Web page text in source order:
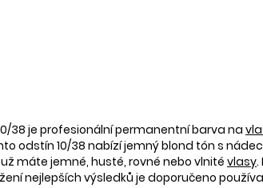
38 je profesionální permanentní barva na
odstín 10/38 nabízí jemný blond tón s
máte jemné, husté, rovné nebo vlnité vlasy.
nejlepších výsledků je doporučeno